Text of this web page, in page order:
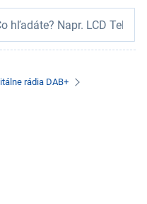
rádia DAB+